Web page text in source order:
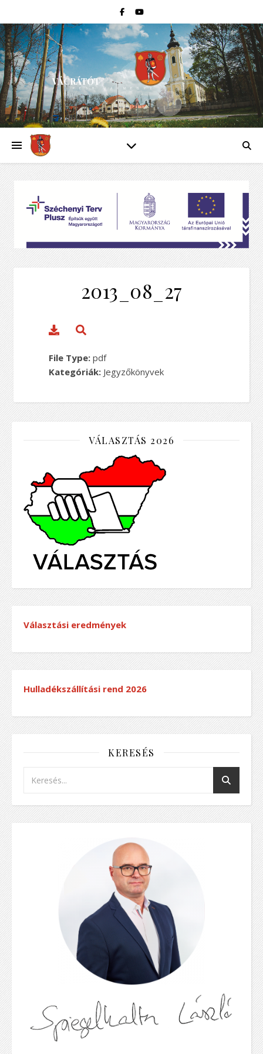
VÁCRÁTÓT
PEST VÁRMEGYE
2013_08_27
File Type: pdf
Kategóriák: Jegyzőkönyvek
VÁLASZTÁS 2026
Választási eredmények
Hulladékszállítási rend 2026
KERESÉS